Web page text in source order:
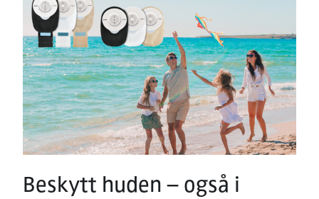
Beskytt huden – også i